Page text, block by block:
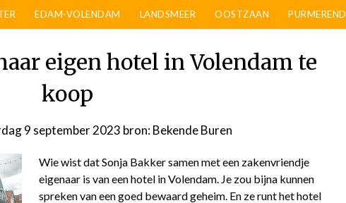
EDAM-VOLENDAM LANDSMEER OOSTZAAN PURMEREND
eigen hotel in Volendam te
koop
9 september 2023 door
bron: Bekende Buren
Wie wist dat Sonja Bakker samen met een zakenvriendje
eigenaar is van een hotel in Volendam. Je zou bijna kunnen
spreken van een goed bewaard geheim. En ze runt het hotel